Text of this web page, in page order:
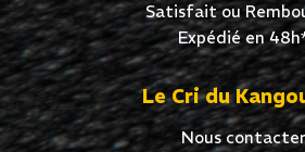
Satisfait ou
Expédié en
Le Cri du
Nous contacter